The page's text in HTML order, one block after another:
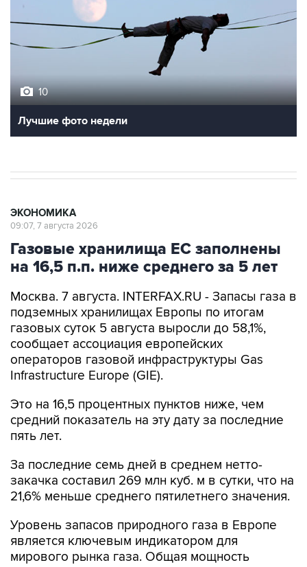
10
Лучшие фото недели
ЭКОНОМИКА
09:07, 7 августа 2026
Газовые хранилища ЕС заполнены
на 16,5 п.п. ниже среднего за 5 лет
Москва. 7 августа. INTERFAX.RU - Запасы газа в
подземных хранилищах Европы по итогам
газовых суток 5 августа выросли до 58,1%,
сообщает ассоциация европейских
операторов газовой инфраструктуры Gas
Infrastructure Europe (GIE).
Это на 16,5 процентных пунктов ниже, чем
средний показатель на эту дату за последние
пять лет.
За последние семь дней в среднем нетто-
закачка составил 269 млн куб. м в сутки, что на
21,6% меньше среднего пятилетнего значения.
Уровень запасов природного газа в Европе
является ключевым индикатором для
мирового рынка газа. Общая мощность